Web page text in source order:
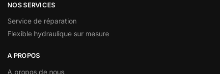
NOS SERVICES
Service de réparation
Flexible hydraulique sur mesure
A PROPOS
A propos de nous